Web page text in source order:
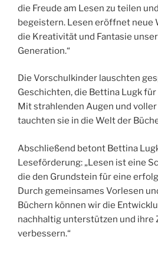
die Freude am Lesen zu teilen
begeistern. Lesen eröffnet neue
die Kreativität und Fantasie
Generation.“
Die Vorschulkinder lauschten
Geschichten, die Bettina Lugk
Mit strahlenden Augen und
tauchten sie in die Welt der
Abschließend betont Bettina
Leseförderung: „Lesen ist eine
die den Grundstein für eine
Durch gemeinsames Vorlesen
Büchern können wir die
nachhaltig unterstützen und ihre
verbessern.“